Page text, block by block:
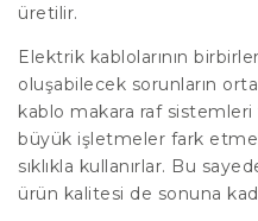
üretilir.
Elektrik kablolarının
oluşabilecek sorunların
kablo makara raf
büyük işletmeler fark
sıklıkla kullanırlar. Bu
ürün kalitesi de sonuna